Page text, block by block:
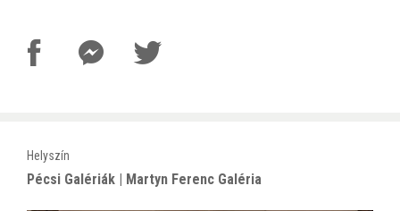
Helyszín
Pécsi Galériák | Martyn Ferenc Galéria